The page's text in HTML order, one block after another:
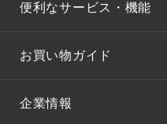
便利なサービス・機能
お買い物ガイド
企業情報